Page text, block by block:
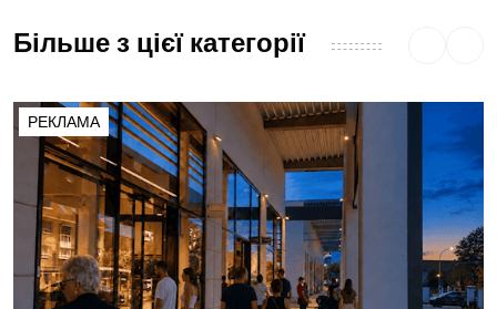
Більше з цієї категорії
РЕКЛАМА